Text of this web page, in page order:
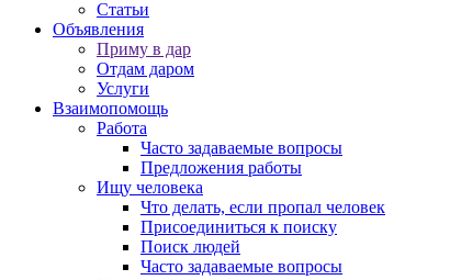
Статьи
Объявления
Приму в дар
Отдам даром
Услуги
Взаимопомощь
Работа
Часто задаваемые вопросы
Предложения работы
Ищу человека
Что делать, если пропал человек
Присоединиться к поиску
Поиск людей
Часто задаваемые вопросы